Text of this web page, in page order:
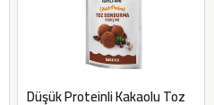
Düşük Proteinli Kakaolu Toz